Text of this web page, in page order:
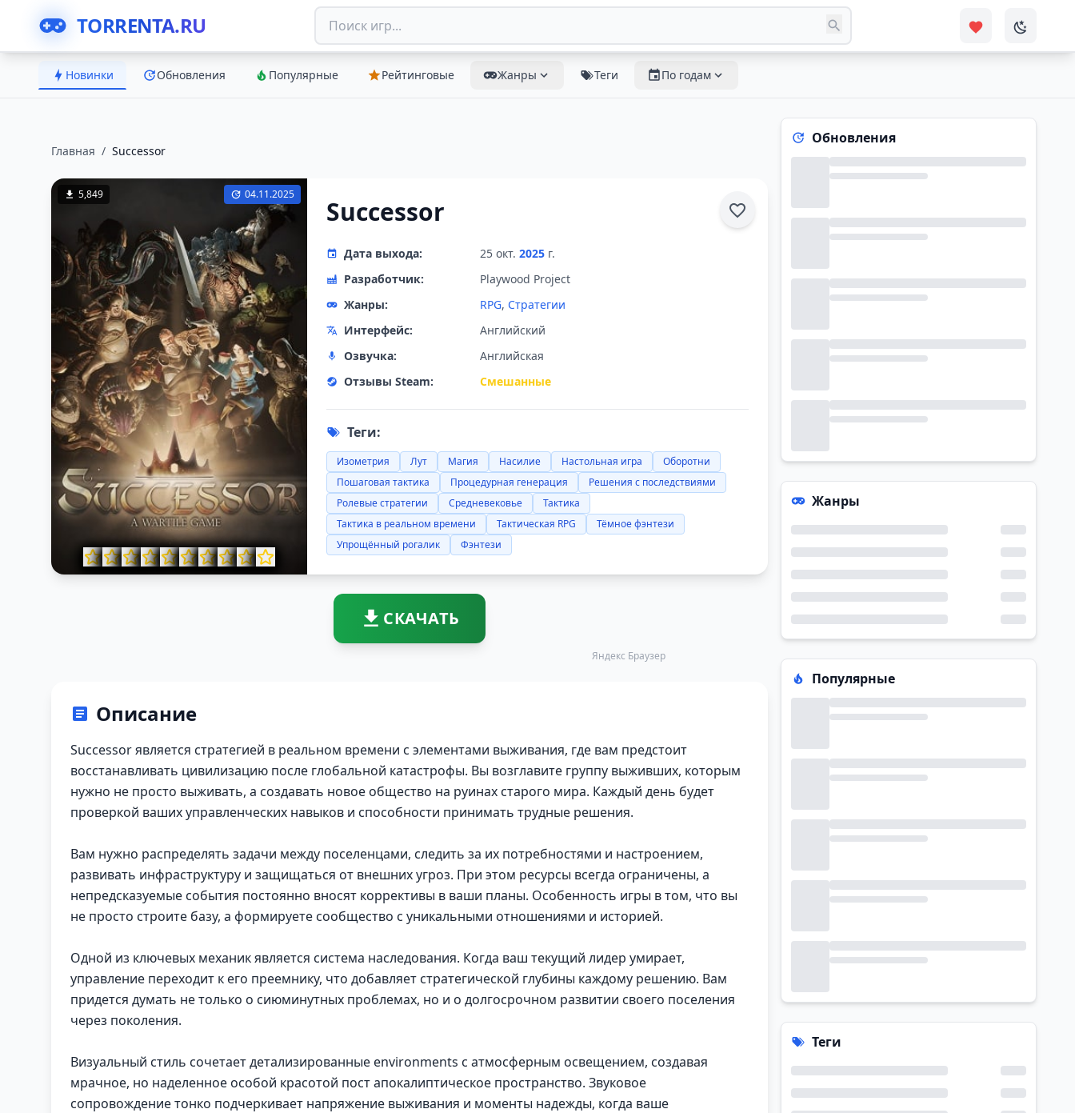
TORRENTA.RU
Новинки Обновления Популярные Рейтинговые Жанры Теги По годам
Главная / Successor
5,849 04.11.2025
Successor
Дата выхода: 25 окт. 2025 г.
Разработчик:
Playwood Project
Жанры:
RPG, Стратегии
Интерфейс:
Английский
Озвучка:
Английская
Отзывы Steam:
Смешанные
Теги:
Изометрия Лут Магия Насилие Настольная игра
Оборотни
Пошаговая тактика
Процедурная генерация
Решения с последствиями
Ролевые стратегии
Средневековье
Тактика
Тактика в реальном времени
Тактическая RPG
Тёмное фэнтези
Упрощённый рогалик
Фэнтези
СКАЧАТЬ
Яндекс Браузер
Описание
Successor является стратегией в реальном времени с элементами выживания, где вам предстоит
восстанавливать цивилизацию после глобальной катастрофы. Вы возглавите группу выживших, которым
нужно не просто выживать, а создавать новое общество на руинах старого мира. Каждый день будет
проверкой ваших управленческих навыков и способности принимать трудные решения.
Вам нужно распределять задачи между поселенцами, следить за их потребностями и настроением,
развивать инфраструктуру и защищаться от внешних угроз. При этом ресурсы всегда ограничены, а
непредсказуемые события постоянно вносят коррективы в ваши планы. Особенность игры в том, что вы
не просто строите базу, а формируете сообщество с уникальными отношениями и историей.
Одной из ключевых механик является система наследования. Когда ваш текущий лидер умирает,
управление переходит к его преемнику, что добавляет стратегической глубины каждому решению. Вам
придется думать не только о сиюминутных проблемах, но и о долгосрочном развитии своего поселения
через поколения.
Визуальный стиль сочетает детализированные environments с атмосферным освещением, создавая
мрачное, но наделенное особой красотой пост апокалиптическое пространство. Звуковое
сопровождение тонко подчеркивает напряжение выживания и моменты надежды, когда ваше
Обновления
Жанры
Популярные
Теги